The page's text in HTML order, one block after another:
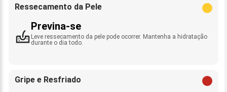
Ressecamento da Pele
Previna-se
Leve ressecamento da pele pode ocorrer. Mantenha a hidratação
durante o dia todo.
Gripe e Resfriado